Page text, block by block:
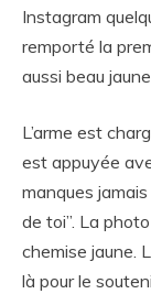
Instagram
remporté la
aussi beau jaune.
L’arme est
est appuyée
manques
de toi”. La
chemise jaune.
là pour le